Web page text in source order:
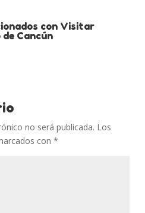
con Visitar
Cancún
no será publicada. Los
con *